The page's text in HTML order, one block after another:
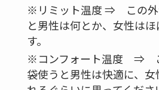
※リミット温度 ⇒ この外
と男性は何とか、女性は
す。
※コンフォート温度 ⇒
袋使うと男性は快適に、